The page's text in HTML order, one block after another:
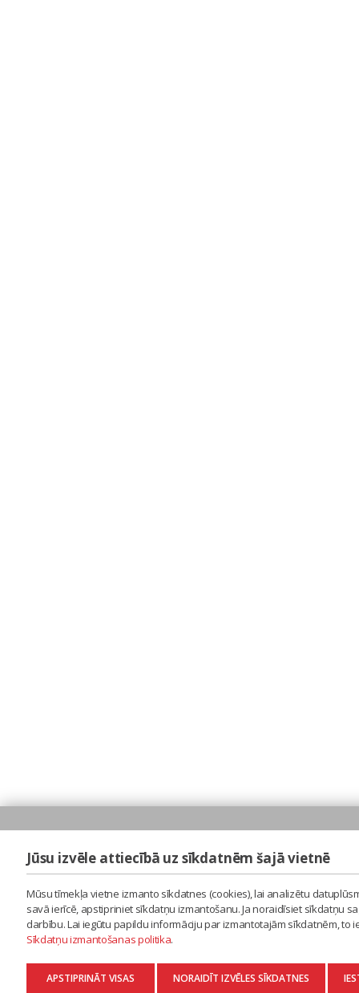
Jūsu izvēle attiecībā uz sīkdatnēm šajā vietnē
Mūsu tīmekļa vietne izmanto sīkdatnes (cookies), lai analizētu
savā ierīcē, apstipriniet sīkdatņu izmantošanu. Ja noraidīsiet sīkdatņu
darbību. Lai iegūtu papildu informāciju par izmantotajām sīkdatnēm,
Sīkdatņu izmantošanas politika.
APSTIPRINĀT VISAS NORAIDĪT IZVĒLES SĪKDATNES